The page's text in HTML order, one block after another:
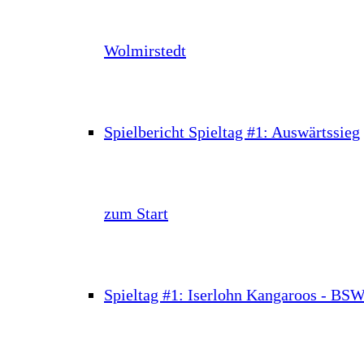
Wolmirstedt
Spielbericht Spieltag #1: Auswärtssieg
zum Start
Spieltag #1: Iserlohn Kangaroos -